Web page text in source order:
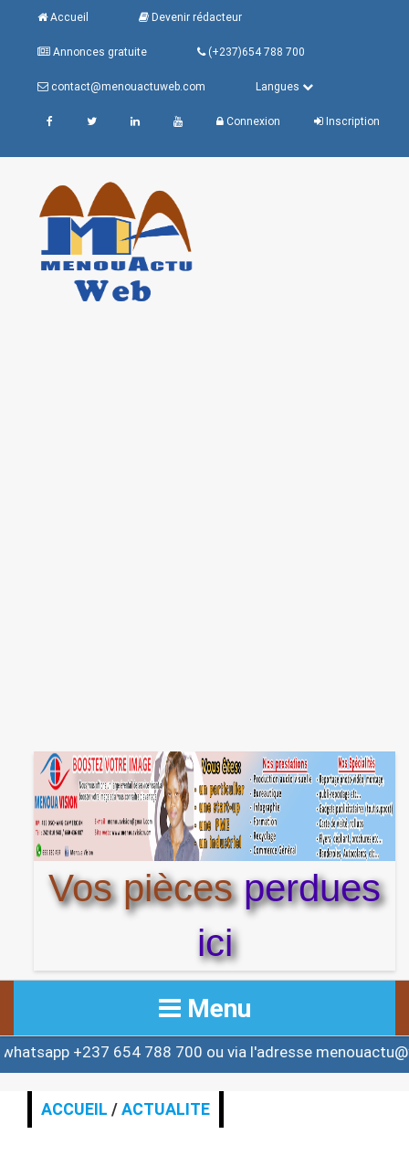
Accueil Devenir rédacteur
Annonces gratuite (+237)654 788 700
contact@menouactuweb.com Langues
Connexion Inscription
Vos piècesperdues
ici
Menu
ACCUEIL
ACTUALITE
654 788 700 ou via l'adresse
ACCUEIL /ACTUALITE